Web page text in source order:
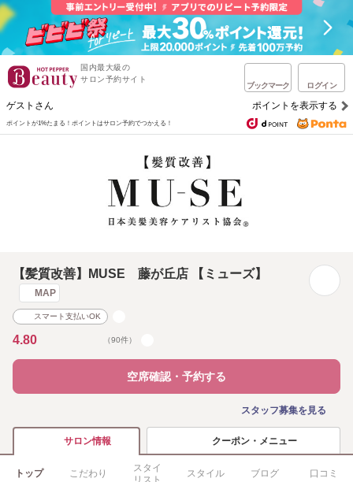
国内最大級の
サロン予約サイト
ブックマーク ログイン
ゲストさん ポイントを表示する
ポイントが1%たまる！ ポイントはサロン予約でつかえる！
【髪質改善】MUSE 藤が丘店 【ミューズ】
MAP
スマート支払いOK
4.80 （90件）
空席確認・予約する
スタッフ募集を見る
サロン情報 クーポン・メニュー
トップ こだわり
スタイ
リスト
スタイル ブログ 口コミ